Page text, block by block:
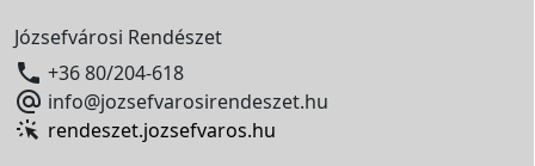
Józsefvárosi Rendészet
 +36 80/204-618
 info@jozsefvarosirendeszet.hu
rendeszet.jozsefvaros.hu